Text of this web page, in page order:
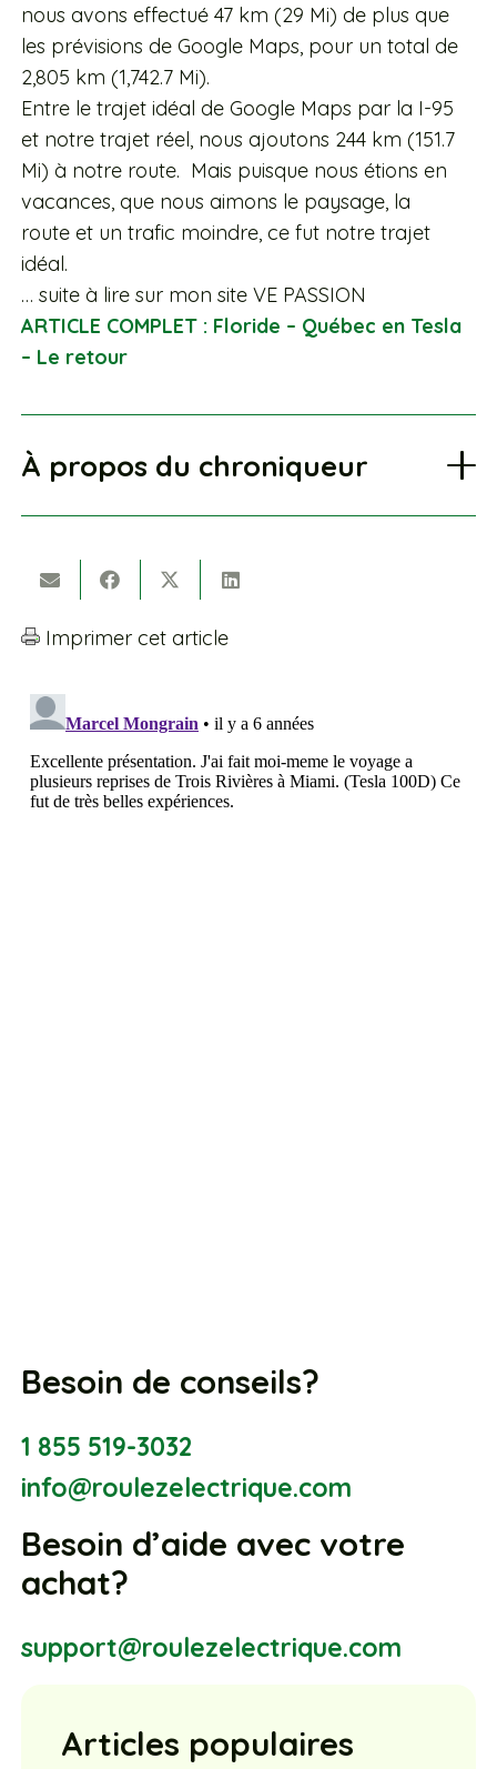
nous avons effectué 47 km (29 Mi) de plus que
les prévisions de Google Maps, pour un total de
2,805 km (1,742.7 Mi).
Entre le trajet idéal de Google Maps par la I-95
et notre trajet réel, nous ajoutons 244 km (151.7
Mi) à notre route. Mais puisque nous étions en
vacances, que nous aimons le paysage, la
route et un trafic moindre, ce fut notre trajet
idéal.
… suite à lire sur mon site VE PASSION
ARTICLE COMPLET : Floride – Québec en Tesla
– Le retour
À propos du chroniqueur
Imprimer cet article
Besoin de conseils?
1 855 519-3032
info@roulezelectrique.com
Besoin d’aide avec votre
achat?
support@roulezelectrique.com
Articles populaires